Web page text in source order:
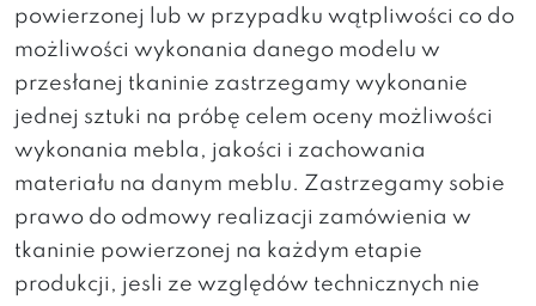
powierzonej lub w przypadku wątpliwości co do
możliwości wykonania danego modelu w
przesłanej tkaninie zastrzegamy wykonanie
jednej sztuki na próbę celem oceny możliwości
wykonania mebla, jakości i zachowania
materiału na danym meblu. Zastrzegamy sobie
prawo do odmowy realizacji zamówienia w
tkaninie powierzonej na każdym etapie
produkcji, jesli ze względów technicznych nie